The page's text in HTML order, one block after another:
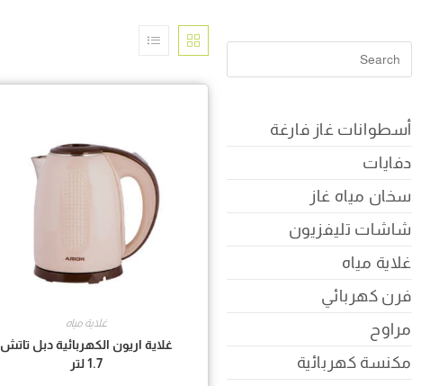
أسطوانات غاز فارغة
دفايات
سخان مياه غاز
شاشات تليفزيون
غلاية مياه
فرن كهربائي
مراوح
مكنسة كهربائية
غلاية مياه
غلاية اريون الكهربائية دبل تاتش
1.7 لتر